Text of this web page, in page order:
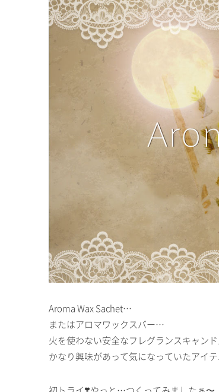
Aroma Wax Sachet…
またはアロマワックスバー…
火を使わない安全なフレグランスキャン
かなり興味があって気になっていたアイテ